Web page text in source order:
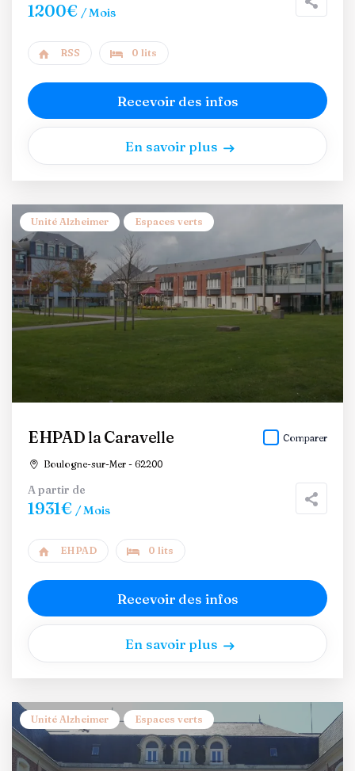
1200€ / Mois
RSS 0 lits
Recevoir des infos
En savoir plus
Unité Alzheimer Espaces verts
EHPAD la Caravelle
Boulogne-sur-Mer - 62200
Comparer
A partir de
1931€ / Mois
EHPAD 0 lits
Recevoir des infos
En savoir plus
Unité Alzheimer Espaces verts